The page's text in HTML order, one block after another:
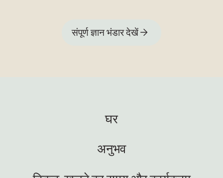
संपूर्ण ज्ञान भंडार देखें
घर
अनुभव